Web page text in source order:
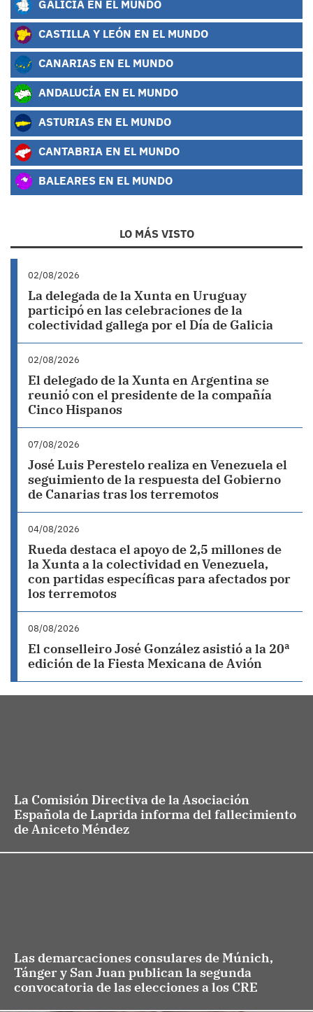
GALICIA EN EL MUNDO
CASTILLA Y LEÓN EN EL MUNDO
CANARIAS EN EL MUNDO
ANDALUCÍA EN EL MUNDO
ASTURIAS EN EL MUNDO
CANTABRIA EN EL MUNDO
BALEARES EN EL MUNDO
LO MÁS VISTO
02/08/2026
La delegada de la Xunta en Uruguay
participó en las celebraciones de la
colectividad gallega por el Día de Galicia
02/08/2026
El delegado de la Xunta en Argentina se
reunió con el presidente de la compañía
Cinco Hispanos
07/08/2026
José Luis Perestelo realiza en Venezuela el
seguimiento de la respuesta del Gobierno
de Canarias tras los terremotos
04/08/2026
Rueda destaca el apoyo de 2,5 millones de
la Xunta a la colectividad en Venezuela,
con partidas específicas para afectados por
los terremotos
08/08/2026
El conselleiro José González asistió a la 20ª
edición de la Fiesta Mexicana de Avión
La Comisión Directiva de la Asociación
Española de Laprida informa del fallecimiento
de Aniceto Méndez
Las demarcaciones consulares de Múnich,
Tánger y San Juan publican la segunda
convocatoria de las elecciones a los CRE